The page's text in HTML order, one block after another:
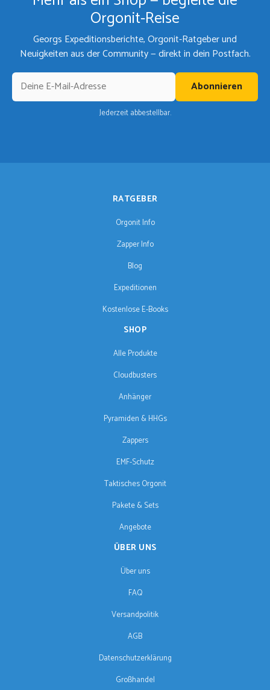
Orgonit-Reise
Georgs Expeditionsberichte, Orgonit-Ratgeber und
Neuigkeiten aus der Community — direkt in dein Postfach.
Abonnieren
Jederzeit abbestellbar.
RATGEBER
Orgonit Info
Zapper Info
Blog
Expeditionen
Kostenlose E-Books
SHOP
Alle Produkte
Cloudbusters
Anhänger
Pyramiden & HHGs
Zappers
EMF-Schutz
Taktisches Orgonit
Pakete & Sets
Angebote
ÜBER UNS
Über uns
FAQ
Versandpolitik
AGB
Datenschutzerklärung
Großhandel